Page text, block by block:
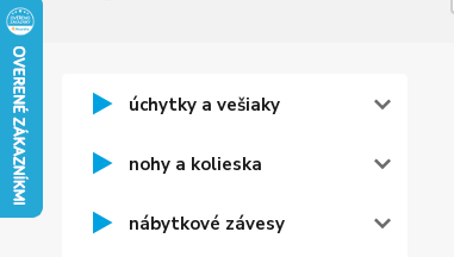
úchytky a vešiaky
nohy a kolieska
nábytkové závesy